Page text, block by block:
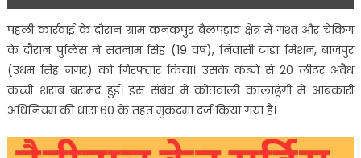
पहली कार्रवाई के दौरान ग्राम कनकपुर बैलपड़ाव क्षेत्र में गश्त और चेकिंग
के दौरान पुलिस ने सतनाम सिंह (19 वर्ष), निवासी टांडा मिशन, बाजपुर
(उधम सिंह नगर) को गिरफ्तार किया। उसके कब्जे से 20 लीटर अवैध
कच्ची शराब बरामद हुई। इस संबंध में कोतवाली कालाढूंगी में आबकारी
अधिनियम की धारा 60 के तहत मुकदमा दर्ज किया गया है।